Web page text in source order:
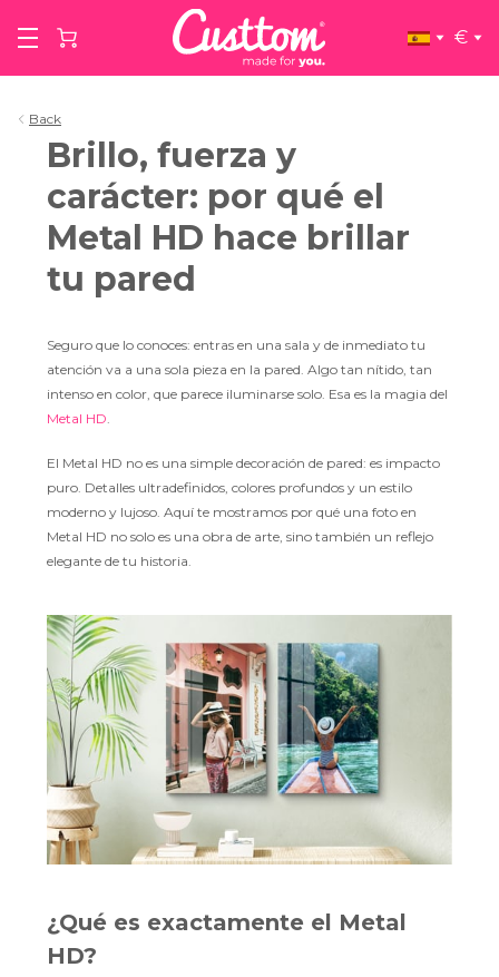
€
Back
Brillo, fuerza y
carácter: por qué el
Metal HD hace brillar
tu pared
Seguro que lo conoces: entras en una sala y de inmediato tu
atención va a una sola pieza en la pared. Algo tan nítido, tan
intenso en color, que parece iluminarse solo. Esa es la magia del
Metal HD.
El Metal HD no es una simple decoración de pared: es impacto
puro. Detalles ultradefinidos, colores profundos y un estilo
moderno y lujoso. Aquí te mostramos por qué una foto en
Metal HD no solo es una obra de arte, sino también un reflejo
elegante de tu historia.
¿Qué es exactamente el Metal
HD?